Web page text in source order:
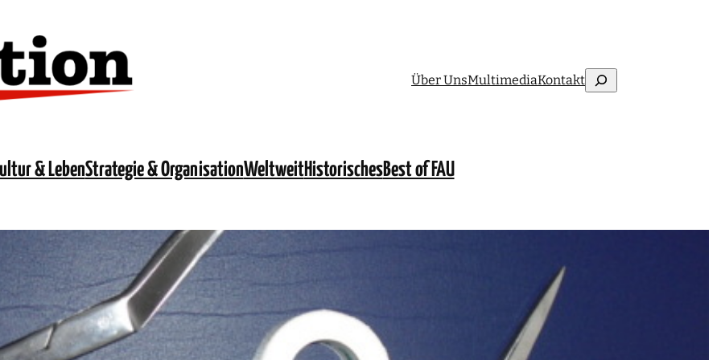
Über UnsMultimediaKontaktSuchen
& LebenStrategie & OrganisationWeltweitHistorischesBest of FAU